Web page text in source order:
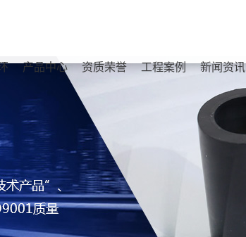
产品中心 资质荣誉 工程案例 新闻资讯